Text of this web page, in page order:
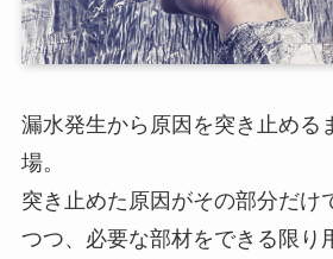
漏水発生から原因を突き止める
場。
突き止めた原因がその部分だけ
つつ、必要な部材をできる限り